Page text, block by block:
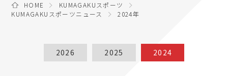
HOME
KUMAGAKUスポーツ
KUMAGAKUスポーツニュース
2024年
2026 2025 2024